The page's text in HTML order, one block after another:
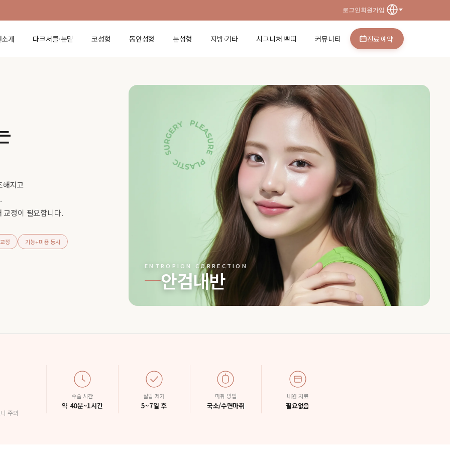
로그인 회원가입
개 다크서클·눈밑 코성형 동안성형 눈성형 지방·기타 시그니처 쁘띠 커뮤니티 진료 예약
ENTROPION CORRECTION
안검내반
해지고
교정이 필요합니다.
정 기능+미용 동시
주의
수술 시간
약 40분~1시간
실밥 제거
5~7일 후
마취 방법
국소/수면마취
내원 치료
필요없음